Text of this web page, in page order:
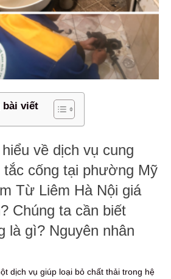
bài viết
về dịch vụ cung
cống tại phường Mỹ
Từ Liêm Hà Nội giá
Chúng ta cần biết
là gì? Nguyên nhân
dịch vụ giúp loại bỏ chất thải trong hệ